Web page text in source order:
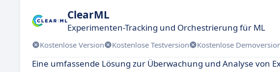
ClearML
Experimenten-Tracking und Orchestrierung für ML
Kostenlose Version Kostenlose Testversion Kostenlose
Eine umfassende Lösung zur Überwachung und Analyse von